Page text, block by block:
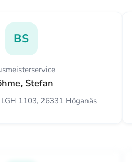
BS
Stefan
1103, 26331 Höganäs